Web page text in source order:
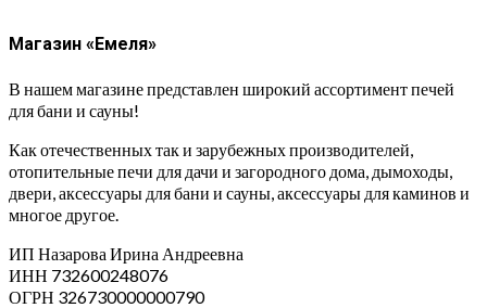
Магазин «Емеля»
В нашем магазине представлен широкий ассортимент печей
для бани и сауны!
Как отечественных так и зарубежных производителей,
отопительные печи для дачи и загородного дома, дымоходы,
двери, аксессуары для бани и сауны, аксессуары для каминов и
многое другое.
ИП Назарова Ирина Андреевна⁠
ИНН 732600248076
ОГРН 326730000000790